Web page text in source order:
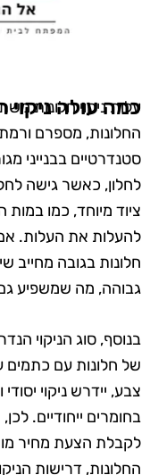
כמה עולה
עלות ניקוי חלונות
החלונות, מספרם
לחלון, כאשר גישה
ציוד מיוחד, כמו
להעלות את העלות. אם
חלונות בגובה מחייב
גבוהה, מה שמשפיע
בנוסף, סוג הניקוי
של חלונות עם כתמים
צבע, יידרש ניקוי
בחומרים ייחודיים.
לקבלת הצעת מחיר
החלונות, דרישות